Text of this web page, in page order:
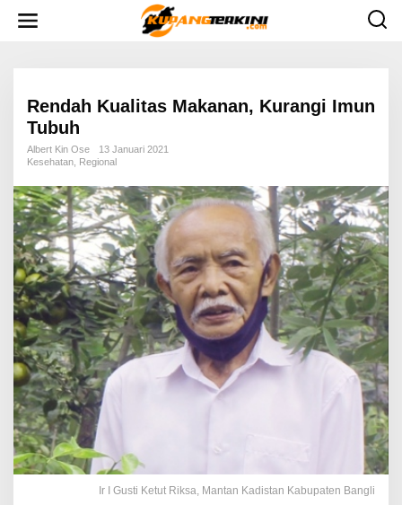
Rendah Kualitas Makanan, Kurangi Imun
Tubuh
Albert Kin Ose
13 Januari 2021
Kesehatan Regional
Ir I Gusti Ketut Riksa, Mantan Kadistan Kabupaten Bangli